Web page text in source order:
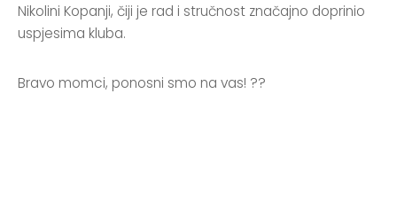
Nikolini Kopanji, čiji je rad i stručnost značajno doprinio
uspjesima kluba.
Bravo momci, ponosni smo na vas! ??